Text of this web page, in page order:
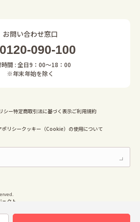
お問い合わせ窓口
0120-090-100
時間 : 全日9：00～18：00
※年末年始を除く
シー特定商取引法に基づく表示ご利用規約
ポリシークッキー（Cookie）の使用について
クト
Rights Reserved.